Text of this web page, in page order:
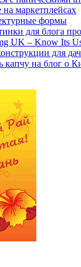
маркетплейсах
формы
для блога
UK – Know Its
для
капчу на блог о